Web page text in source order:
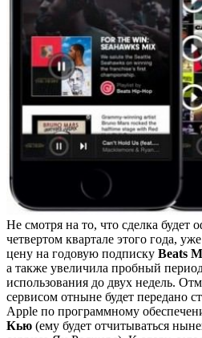
Не смотря на то, что сделка будет
четвертом квартале этого года,
цену на годовую подписку Beats
а также увеличила пробный
использования до двух недель.
сервисом отныне будет передано
Apple по программному
Кью (ему будет отчитываться